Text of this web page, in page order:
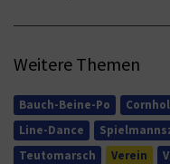
Weitere Themen
Bauch-Beine-Po
Line-Dance
Teutomarsch
Verein